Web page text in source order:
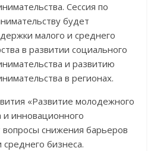
Сессия по
будет
малого и среднего
в развитии социального
и развитию
в регионах.
«Развитие молодежного
и инновационного
вопросы снижения барьеров
среднего бизнеса.